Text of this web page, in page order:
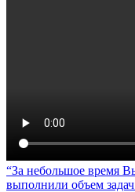
За небольшое время
выполнили объем